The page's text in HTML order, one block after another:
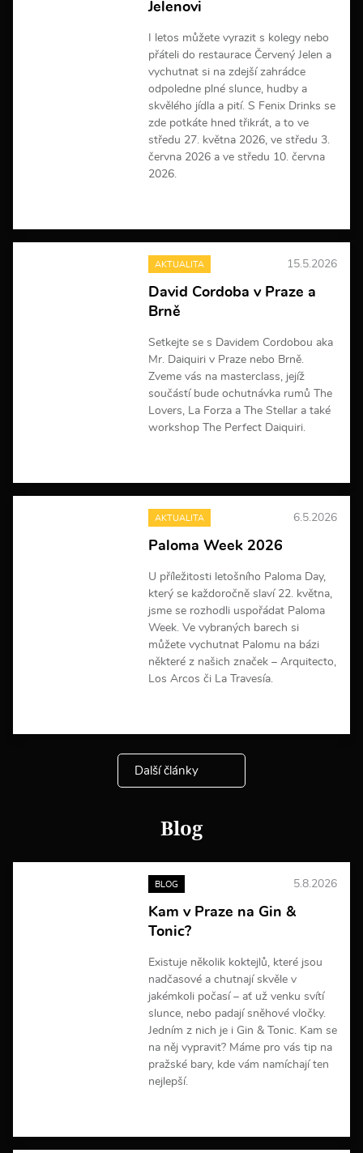
o
m
a
í
Jelenovi
I letos můžete vyrazit s kolegy nebo
přáteli do restaurace Červený Jelen a
vychutnat si na zdejší zahrádce
odpoledne plné slunce, hudby a
skvělého jídla a pití. S Fenix Drinks se
zde potkáte hned třikrát, a to ve
středu 27. května 2026, ve středu 3.
června 2026 a ve středu 10. června
2026.
e
i
f
o
m
a
í
AKTUALITA 15.5.2026
David Cordoba v Praze a
Brně
Setkejte se s Davidem Cordobou aka
Mr. Daiquiri v Praze nebo Brně.
Zveme vás na masterclass, jejíž
součástí bude ochutnávka rumů The
Lovers, La Forza a The Stellar a také
workshop The Perfect Daiquiri.
e
i
f
r
m
a
c
í
AKTUALITA 6.5.2026
Paloma Week 2026
U příležitosti letošního Paloma Day,
který se každoročně slaví 22. května,
jsme se rozhodli uspořádat Paloma
Week. Ve vybraných barech si
můžete vychutnat Palomu na bázi
některé z našich značek – Arquitecto,
Los Arcos či La Travesía.
e
i
n
a
c
í
Další články
Blog
BLOG 5.8.2026
Kam v Praze na Gin &
Tonic?
Existuje několik koktejlů, které jsou
nadčasové a chutnají skvěle v
jakémkoli počasí – ať už venku svítí
slunce, nebo padají sněhové vločky.
Jedním z nich je i Gin & Tonic. Kam se
na něj vypravit? Máme pro vás tip na
pražské bary, kde vám namíchají ten
nejlepší.